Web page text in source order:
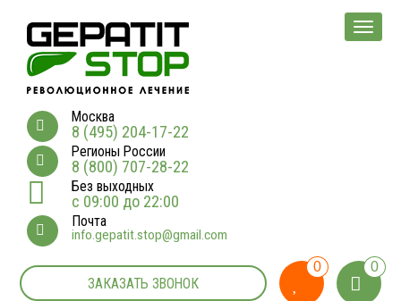
Москва
8 (495) 204-17-22
Регионы России
8 (800) 707-28-22
Без выходных
с 09:00 до 22:00
Почта
info.gepatit.stop@gmail.com
ЗАКАЗАТЬ ЗВОНОК
0 0